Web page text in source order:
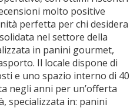
molto positive
perfetta per chi desidera
nel settore della
in panini gourmet,
Il locale dispone di
e uno spazio interno di 40
negli anni per un’offerta
specializzata in: panini